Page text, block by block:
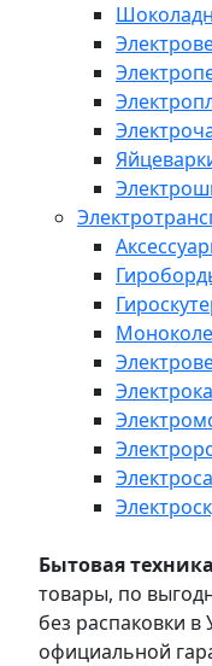
Бытовая техника
товары, по
без распаковки в
официальной